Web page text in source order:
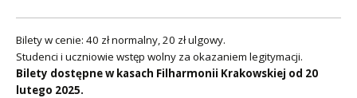
Bilety w cenie: 40 zł normalny, 20 zł ulgowy.
Studenci i uczniowie wstęp wolny za okazaniem legitymacji.
Bilety dostępne w kasach Filharmonii Krakowskiej od 20
lutego 2025.